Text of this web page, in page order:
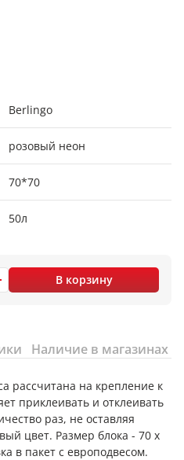
Berlingo
розовый неон
70*70
50л
В корзину
Наличие в магазинах
рассчитана на крепление к
приклеивать и отклеивать
раз, не оставляя
цвет. Размер блока - 70 х
в пакет с европодвесом.